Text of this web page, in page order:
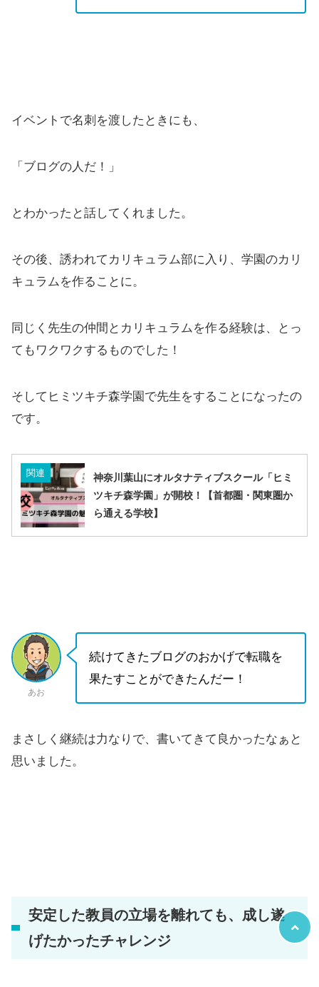
イベントで名刺を渡したときにも、
「ブログの人だ！」
とわかったと話してくれました。
その後、誘われてカリキュラム部に入り、学園のカリ
キュラムを作ることに。
同じく先生の仲間とカリキュラムを作る経験は、とっ
てもワクワクするものでした！
そしてヒミツキチ森学園で先生をすることになったの
です。
関連
神奈川葉山にオルタナティブスクール「ヒミ
ツキチ森学園」が開校！【首都圏・関東圏か
ら通える学校】
あお
続けてきたブログのおかげで転職を
果たすことができたんだー！
まさしく継続は力なりで、書いてきて良かったなぁと
思いました。
安定した教員の立場を離れても、成し遂
げたかったチャレンジ